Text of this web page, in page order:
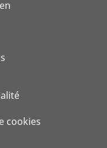
cookies